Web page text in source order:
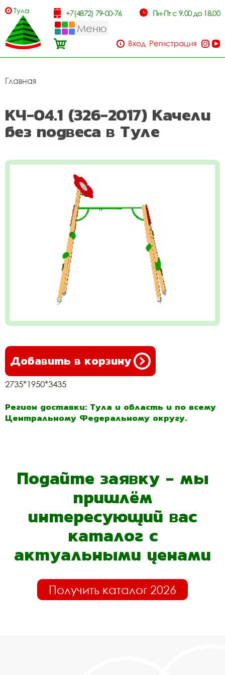
Тула +7(4872) 79-00-76 Пн-Пт с 9.00 до 18.00
Меню
Вход Регистрация
Главная
КЧ-04.1 (326-2017) Качели
без подвеса в Туле
Добавить в корзину
2735*1950*3435
Регион доставки: Тула и область и по всему
Центральному Федеральному округу.
Подайте заявку - мы
пришлём
интересующий вас
каталог с
актуальными ценами
Получить каталог 2026